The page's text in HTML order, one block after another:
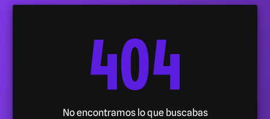
404
No encontramos lo que buscabas